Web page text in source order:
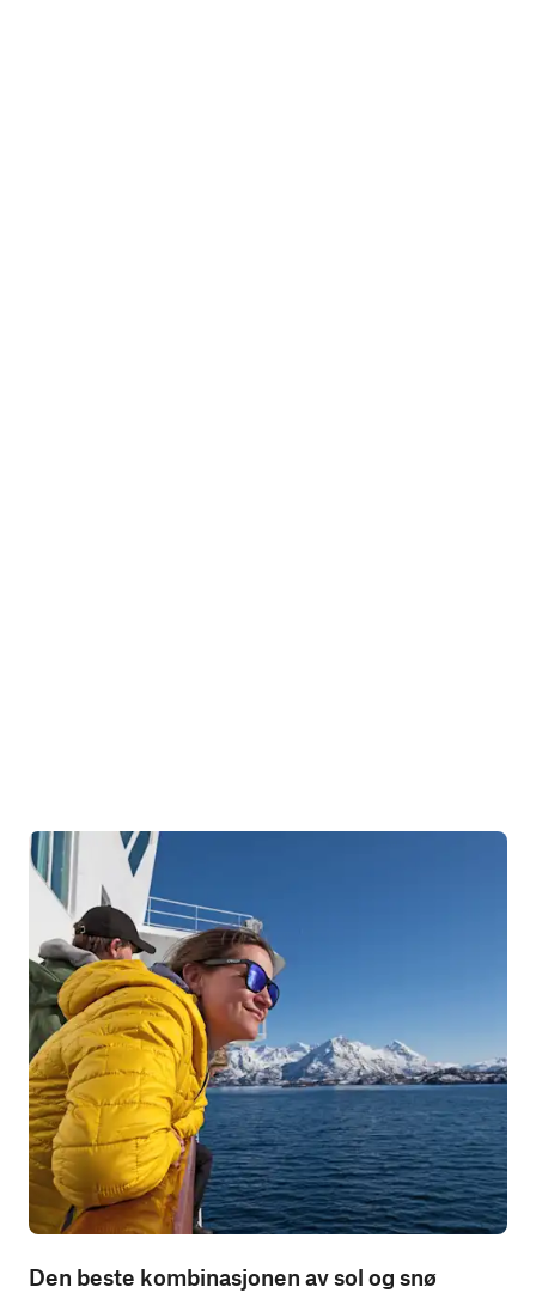
Den beste kombinasjonen av sol og snø